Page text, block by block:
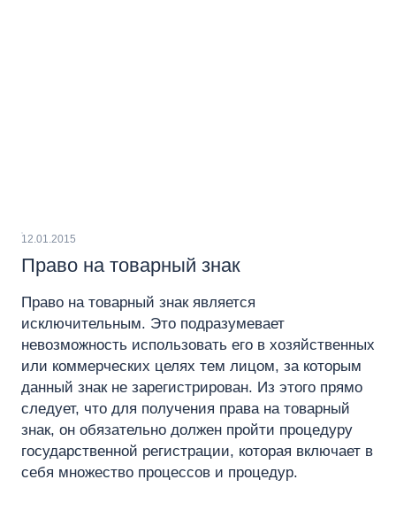
12.01.2015
Право на товарный знак
Право на товарный знак является
исключительным. Это подразумевает
невозможность использовать его в хозяйственных
или коммерческих целях тем лицом, за которым
данный знак не зарегистрирован. Из этого прямо
следует, что для получения права на товарный
знак, он обязательно должен пройти процедуру
государственной регистрации, которая включает в
себя множество процессов и процедур.